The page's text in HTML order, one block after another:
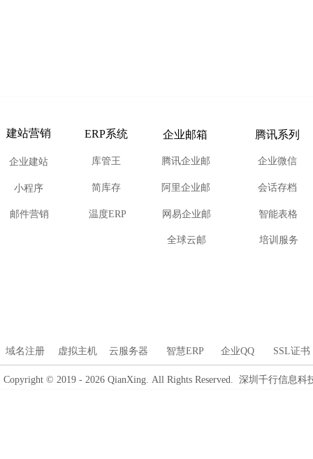
库管王
Copyright © 2019 - 2026 QianXing. All Rights Reserved. 深圳千行信息
腾讯企业邮
简库存
企业邮箱
企业建站
建站营销 ERP系统
小程序
企业微信
阿里企业邮
网易企业邮
腾讯系列
邮件营销
全球云邮
会话存档
智能表格
培训服务
温度ERP
域名注册 智慧ERP 企业QQ
云服务器
虚拟主机 SSL证书